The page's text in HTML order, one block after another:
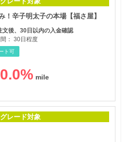
！辛子明太子の本場【福さ屋】
文後、30日以内の入金確認
： 30日程度
ト可
%
グレード対象